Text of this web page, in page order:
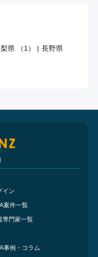
県 （1） | 長野県
イン
案件一覧
専門家一覧
事例・コラム